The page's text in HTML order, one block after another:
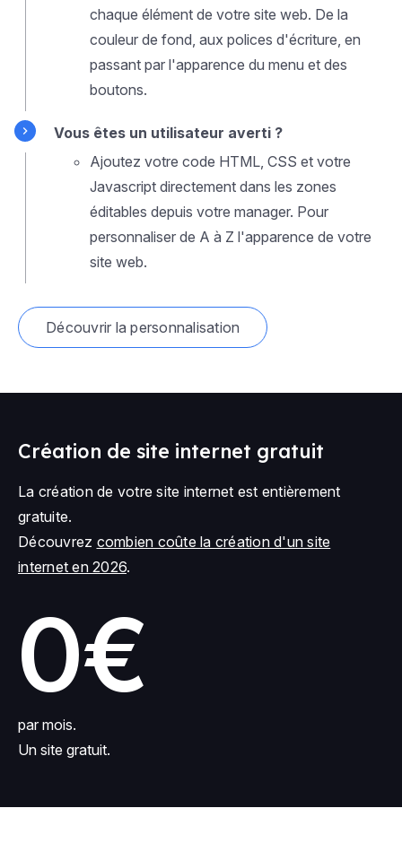
chaque élément de votre site web. De la
couleur de fond, aux polices d'écriture, en
passant par l'apparence du menu et des
boutons.
Vous êtes un utilisateur averti ?
Ajoutez votre code HTML, CSS et votre
Javascript directement dans les zones
éditables depuis votre manager. Pour
personnaliser de A à Z l'apparence de votre
site web.
Découvrir la personnalisation
Création de site internet gratuit
La création de votre site internet est entièrement
gratuite.
Découvrez combien coûte la création d'un site
internet en 2026.
0€
par mois.
Un site gratuit.